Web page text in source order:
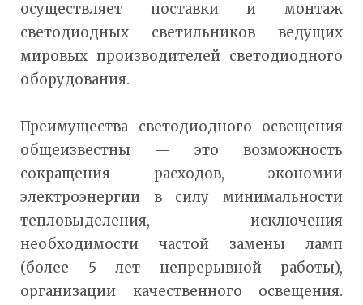
осуществляет поставки и монтаж
светодиодных светильников ведущих
мировых производителей светодиодного
оборудования.
Преимущества светодиодного освещения
общеизвестны — это возможность
сокращения расходов, экономии
электроэнергии в силу минимальности
тепловыделения, исключения
необходимости частой замены ламп
(более 5 лет непрерывной работы),
организации качественного освещения.